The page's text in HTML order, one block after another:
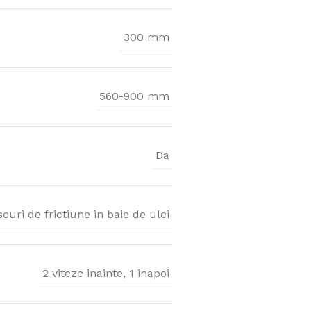
300 mm
560-900 mm
Da
de frictiune in baie de ulei
2 viteze inainte, 1 inapoi